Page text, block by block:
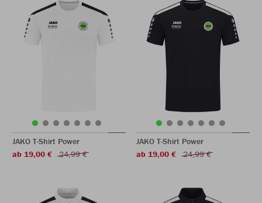
JAKO T-Shirt Power
ab 19,00 €
24,99 €
JAKO T-Shirt Power
ab 19,00 €
24,99 €